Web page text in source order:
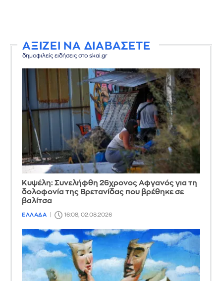
ΑΞΙΖΕΙ ΝΑ ΔΙΑΒΑΣΕΤΕ
δημοφιλείς ειδήσεις στο skai.gr
Κυψέλη: Συνελήφθη 26χρονος Αφγανός για τη
δολοφονία της Βρετανίδας που βρέθηκε σε
βαλίτσα
ΕΛΛΑΔΑ 16:08, 02.08.2026